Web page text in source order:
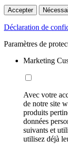
Accepter
Déclaration de
Paramètres de
Marketing
Avec votre
de notre site
produits
données
suivants et
utilisez déjà